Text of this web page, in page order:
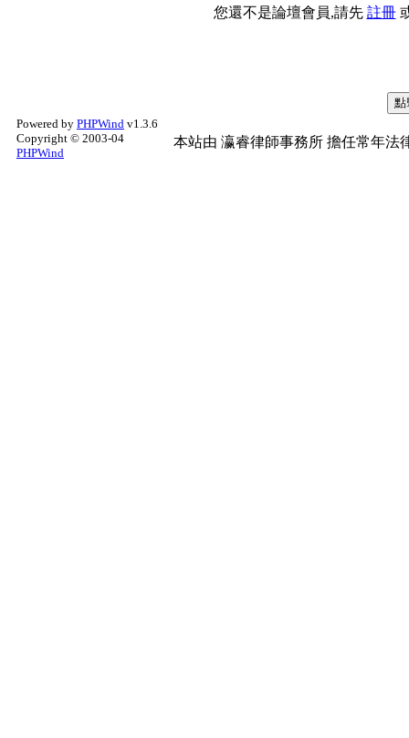
您還不是論壇會員,請先 註冊
Powered by PHPWind v1.3.6
Copyright © 2003-04
PHPWind
本站由 瀛睿律師事務所 擔任常年法